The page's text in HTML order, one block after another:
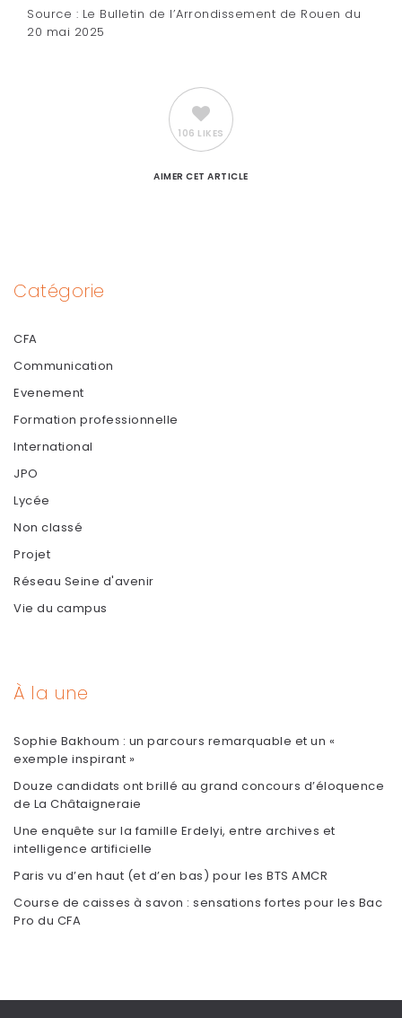
Source : Le Bulletin de l’Arrondissement de Rouen du
20 mai 2025
106 LIKES
AIMER CET ARTICLE
Catégorie
CFA
Communication
Evenement
Formation professionnelle
International
JPO
Lycée
Non classé
Projet
Réseau Seine d'avenir
Vie du campus
À la une
Sophie Bakhoum : un parcours remarquable et un «
exemple inspirant »
Douze candidats ont brillé au grand concours d’éloquence
de La Châtaigneraie
Une enquête sur la famille Erdelyi, entre archives et
intelligence artificielle
Paris vu d’en haut (et d’en bas) pour les BTS AMCR
Course de caisses à savon : sensations fortes pour les Bac
Pro du CFA